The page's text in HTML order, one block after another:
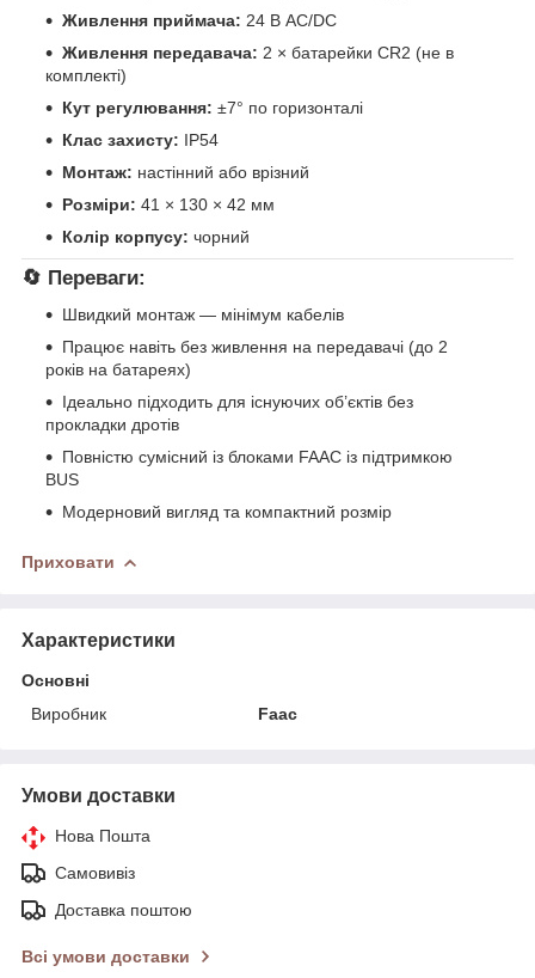
Живлення приймача: 24 В AC/DC
Живлення передавача: 2 × батарейки CR2 (не в
комплекті)
Кут регулювання: ±7° по горизонталі
Клас захисту: IP54
Монтаж: настінний або врізний
Розміри: 41 × 130 × 42 мм
Колір корпусу: чорний
🔄 Переваги:
Швидкий монтаж — мінімум кабелів
Працює навіть без живлення на передавачі (до 2
років на батареях)
Ідеально підходить для існуючих об’єктів без
прокладки дротів
Повністю сумісний із блоками FAAC із підтримкою
BUS
Модерновий вигляд та компактний розмір
Приховати
Характеристики
Основні
Виробник
Faac
Умови доставки
Нова Пошта
Самовивіз
Доставка поштою
Всі умови доставки